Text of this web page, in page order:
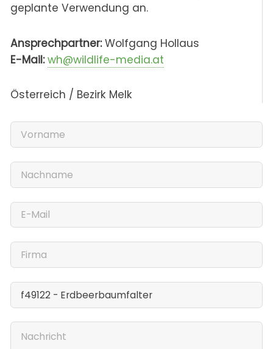
geplante Verwendung an.
Ansprechpartner:Wolfgang Hollaus
E-Mail: wh@wildlife-media.at
Österreich / Bezirk Melk